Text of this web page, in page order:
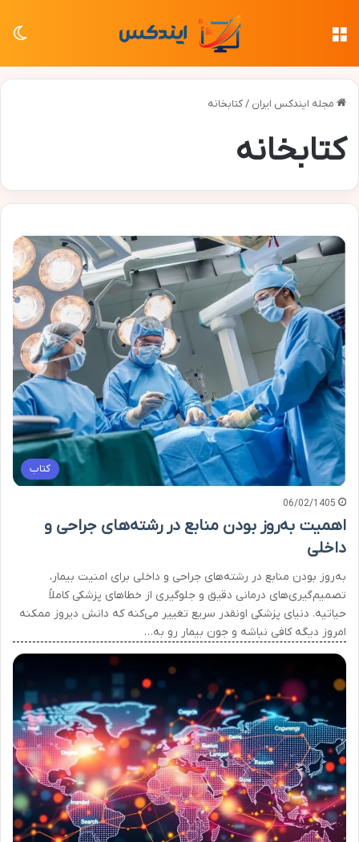
مجله ایندکس ایران /کتابخانه
کتابخانه
کتاب
06/02/1405
اهمیت به‌روز بودن منابع در رشته‌های جراحی و
داخلی
به‌روز بودن منابع در رشته‌های جراحی و داخلی برای امنیت بیمار،
تصمیم‌گیری‌های درمانی دقیق و جلوگیری از خطاهای پزشکی کاملاً
حیاتیه. دنیای پزشکی اونقدر سریع تغییر می‌کنه که دانش دیروز ممکنه
امروز دیگه کافی نباشه و جون بیمار رو به…